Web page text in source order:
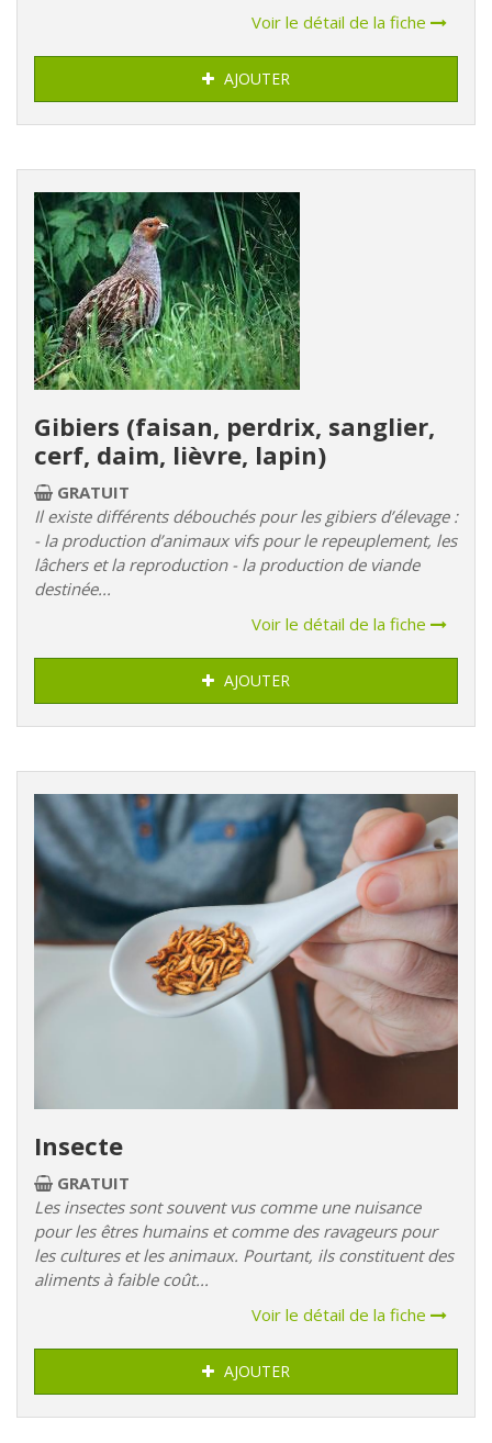
Voir le détail de la fiche
AJOUTER
Gibiers (faisan, perdrix, sanglier,
cerf, daim, lièvre, lapin)
GRATUIT
Il existe différents débouchés pour les gibiers d’élevage :
- la production d’animaux vifs pour le repeuplement, les
lâchers et la reproduction - la production de viande
destinée...
Voir le détail de la fiche
AJOUTER
Insecte
GRATUIT
Les insectes sont souvent vus comme une nuisance
pour les êtres humains et comme des ravageurs pour
les cultures et les animaux. Pourtant, ils constituent des
aliments à faible coût...
Voir le détail de la fiche
AJOUTER